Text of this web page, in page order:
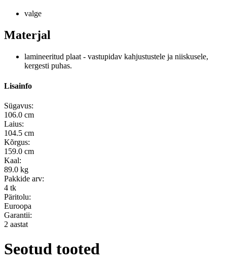
valge
Materjal
lamineeritud plaat - vastupidav kahjustustele ja niiskusele,
kergesti puhas.
Lisainfo
Sügavus:
106.0 cm
Laius:
104.5 cm
Kõrgus:
159.0 cm
Kaal:
89.0 kg
Pakkide arv:
4 tk
Päritolu:
Euroopa
Garantii:
2 aastat
Seotud tooted